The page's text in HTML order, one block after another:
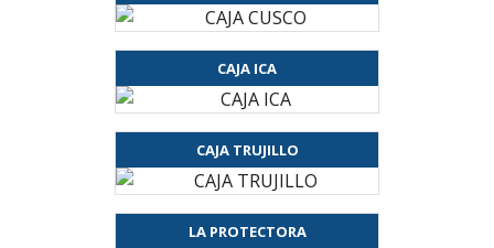
CAJA ICA
CAJA TRUJILLO
LA PROTECTORA